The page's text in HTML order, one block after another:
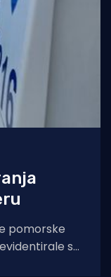
pomorske
su